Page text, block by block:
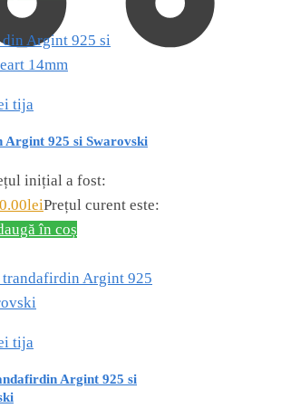
tija
Argint 925 si Swarovski
inițial a fost:
leiPrețul curent este:
în coș
tija
Argint 925 si